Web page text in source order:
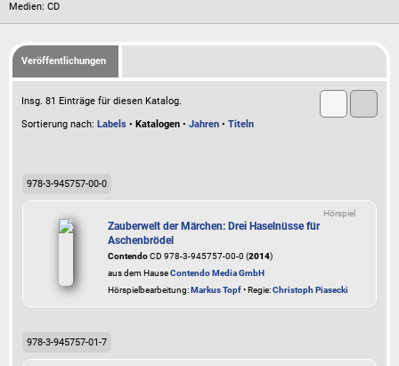
Medien: CD
Veröffentlichungen
Insg. 81 Einträge für diesen Katalog.
Sortierung nach: Labels • Katalogen • Jahren • Titeln
978-3-945757-00-0
Hörspiel
Zauberwelt der Märchen: Drei Haselnüsse für
Aschenbrödel
ContendoCD 978-3-945757-00-0 (2014)
aus dem HauseContendo Media GmbH
Hörspielbearbeitung:Markus Topf• Regie:Christoph Piasecki
978-3-945757-01-7